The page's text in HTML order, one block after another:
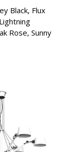
Black, Flux
Rose, Sunny